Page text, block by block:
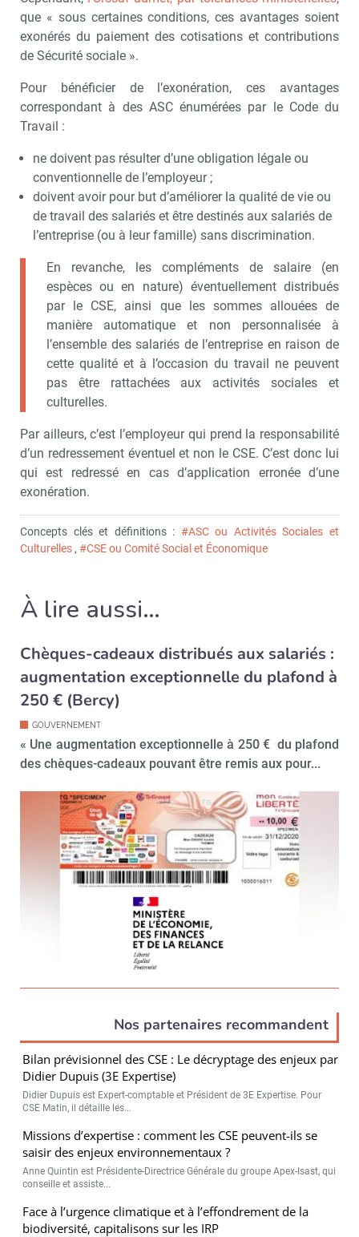
que « sous certaines conditions, ces avantages soient
exonérés du paiement des cotisations et contributions
de Sécurité sociale ».
Pour bénéficier de l’exonération, ces avantages
correspondant à des ASC énumérées par le Code du
Travail :
ne doivent pas résulter d’une obligation légale ou
conventionnelle de l’employeur ;
doivent avoir pour but d’améliorer la qualité de vie ou
de travail des salariés et être destinés aux salariés de
l’entreprise (ou à leur famille) sans discrimination.
En revanche, les compléments de salaire (en
espèces ou en nature) éventuellement distribués
par le CSE, ainsi que les sommes allouées de
manière automatique et non personnalisée à
l’ensemble des salariés de l’entreprise en raison de
cette qualité et à l’occasion du travail ne peuvent
pas être rattachées aux activités sociales et
culturelles.
Par ailleurs, c’est l’employeur qui prend la responsabilité
d’un redressement éventuel et non le CSE. C’est donc lui
qui est redressé en cas d’application erronée d’une
exonération.
Concepts clés et définitions : #ASC ou Activités Sociales et
Culturelles , #CSE ou Comité Social et Économique
À lire aussi…
Chèques-cadeaux distribués aux salariés :
augmentation exceptionnelle du plafond à
250 € (Bercy)
GOUVERNEMENT
« Une augmentation exceptionnelle à 250 € du plafond
des chèques-cadeaux pouvant être remis aux pour...
Nos partenaires recommandent
Bilan prévisionnel des CSE : Le décryptage des enjeux par
Didier Dupuis (3E Expertise)
Didier Dupuis est Expert-comptable et Président de 3E Expertise. Pour
CSE Matin, il détaille les...
Missions d’expertise : comment les CSE peuvent-ils se
saisir des enjeux environnementaux ?
Anne Quintin est Présidente-Directrice Générale du groupe Apex-Isast, qui
conseille et assiste...
Face à l’urgence climatique et à l’effondrement de la
biodiversité, capitalisons sur les IRP
Recevoir CSE Matin Abonnez-
Valider
Non merci, je reçois déjà
!
Je déciderai plus
tard